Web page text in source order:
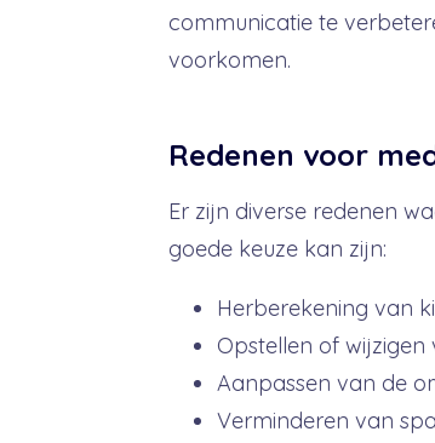
communicatie te
voorkomen.
Redenen voor
Er zijn diverse redenen
goede keuze kan zijn:
Herberekening van
Opstellen of
Aanpassen van de
Verminderen van